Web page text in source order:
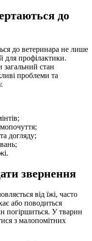
до
до ветеринара не лише
для профілактики.
загальний стан
проблеми та
догляду;
звернення
від їжі, часто
або поводиться
погіршиться. У тварин
з малопомітних